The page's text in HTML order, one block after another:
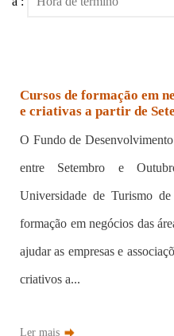
Cursos de formação em
e criativas a partir de
O Fundo de
entre Setembro e
Universidade de Turismo
formação em negócios das
ajudar as empresas e
criativos a...
Ler mais